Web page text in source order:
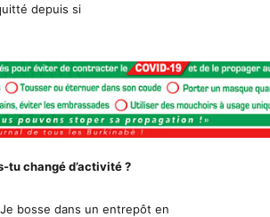
depuis si
tu changé d’activité ?
bosse dans un entrepôt en